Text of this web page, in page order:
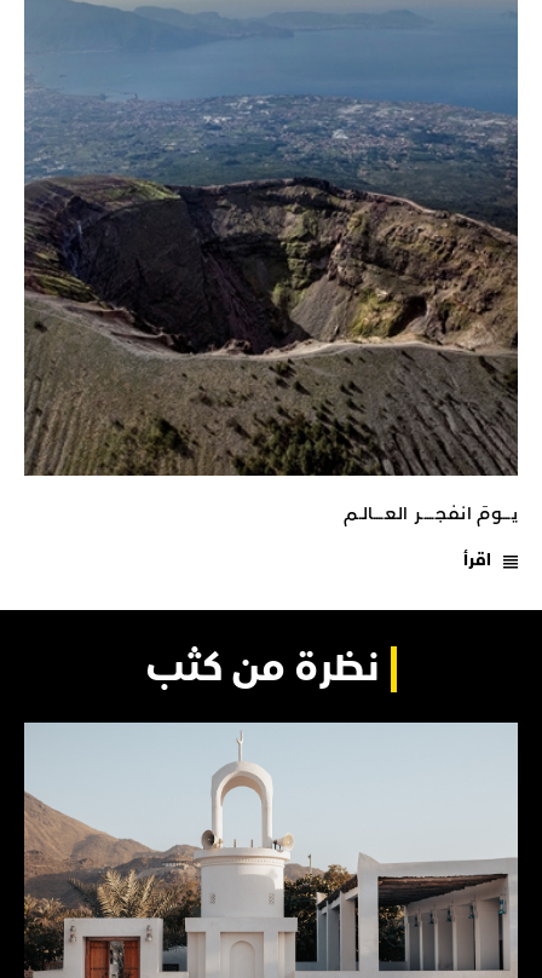
يـــومَ انفجـــــر العــــالـم
اقرأ
نظرة من كثب